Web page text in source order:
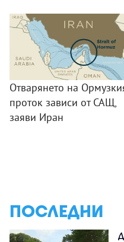
Отварянето на
проток зависи от САЩ,
заяви Иран
ПОСЛЕДНИ